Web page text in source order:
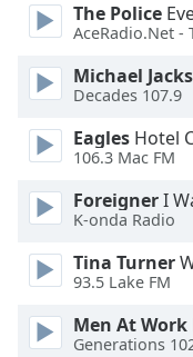
Background
Color
Opacity
Caption
Area
Background
The Police
AceRadio.Net -
Michael
Decades 107.9
Eagles Hotel
106.3 Mac FM
ForeignerI
K-onda Radio
Tina Turner
93.5 Lake FM
Men At Work
Generations